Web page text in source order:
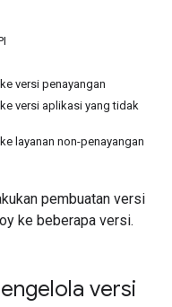
versi penayangan
versi aplikasi yang tidak
layanan non-penayangan
pembuatan versi
ke beberapa versi.
versi